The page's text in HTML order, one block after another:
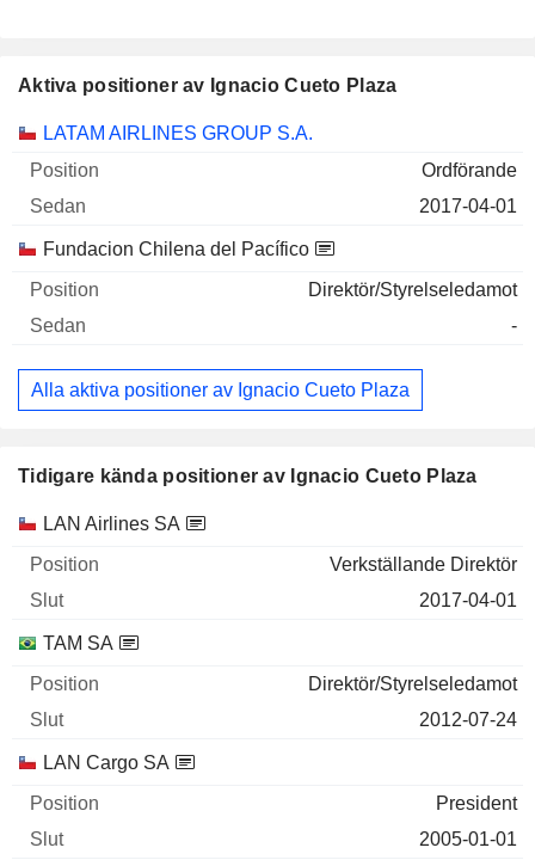
Aktiva positioner av Ignacio Cueto Plaza
Företag Position Start
LATAM AIRLINES GROUP S.A.
Ordförande
2017-04-01
Fundacion Chilena del Pacífico
Direktör/Styrelseledamot
-
Alla aktiva positioner av Ignacio Cueto Plaza
Tidigare kända positioner av Ignacio Cueto Plaza
Företag Position Slut
LAN Airlines SA
Verkställande Direktör
2017-04-01
TAM SA
Direktör/Styrelseledamot
2012-07-24
LAN Cargo SA
President
2005-01-01